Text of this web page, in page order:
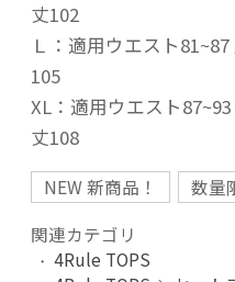
丈102
Ｌ：適用ウエスト
105
XL：適用ウエスト
丈108
NEW 新商品！ 数量
関連カテゴリ
4Rule TOPS